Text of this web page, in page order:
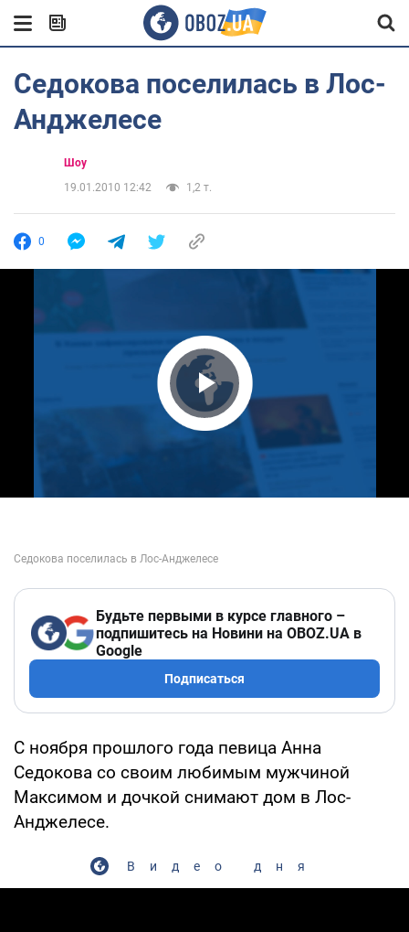
Седокова поселилась в Лос-
Анджелесе
Шоу
19.01.2010 12:42
1,2 т.
0
Play Video
Будьте первыми в курсе главного –
подпишитесь на Новини на OBOZ.UA в
Google
Подписаться
С ноября прошлого года певица Анна
Седокова со своим любимым мужчиной
Максимом и дочкой снимают дом в Лос-
Анджелесе.
Видео дня